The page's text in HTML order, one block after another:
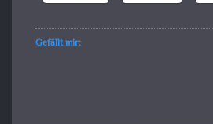
Gefällt mir: